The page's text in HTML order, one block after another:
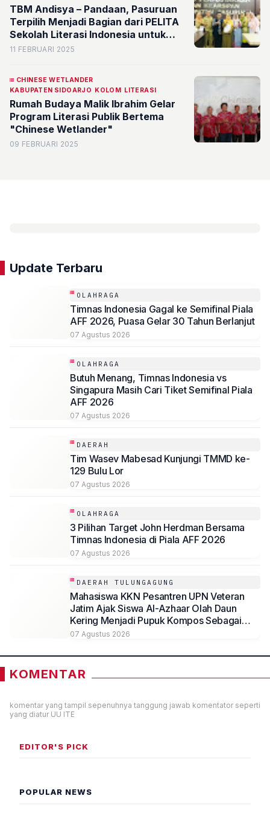
TBM Andisya – Pandaan, Pasuruan
Terpilih Menjadi Bagian dari PELITA
Sekolah Literasi Indonesia untuk
Ciptakan Ekosistem Literat di
11 FEBRUARI 2025
CHINESE WETLANDER
KABUPATEN SIDOARJO KOLOM LITERASI
Rumah Budaya Malik Ibrahim Gelar
Program Literasi Publik Bertema
"Chinese Wetlander"
09 FEBRUARI 2025
Update Terbaru
OLAHRAGA
Timnas Indonesia Gagal ke Semifinal Piala
AFF 2026, Puasa Gelar 30 Tahun Berlanjut
07 Agustus 2026
OLAHRAGA
Butuh Menang, Timnas Indonesia vs
Singapura Masih Cari Tiket Semifinal Piala
AFF 2026
07 Agustus 2026
DAERAH
Tim Wasev Mabesad Kunjungi TMMD ke-
129 Bulu Lor
07 Agustus 2026
OLAHRAGA
3 Pilihan Target John Herdman Bersama
Timnas Indonesia di Piala AFF 2026
07 Agustus 2026
DAERAH TULUNGAGUNG
Mahasiswa KKN Pesantren UPN Veteran
Jatim Ajak Siswa Al-Azhaar Olah Daun
Kering Menjadi Pupuk Kompos Sebagai
Solusi Ramah Lingkungan
07 Agustus 2026
KOMENTAR
komentar yang tampil sepenuhnya tanggung jawab komentator seperti
yang diatur UU ITE
EDITOR'S PICK
POPULAR NEWS